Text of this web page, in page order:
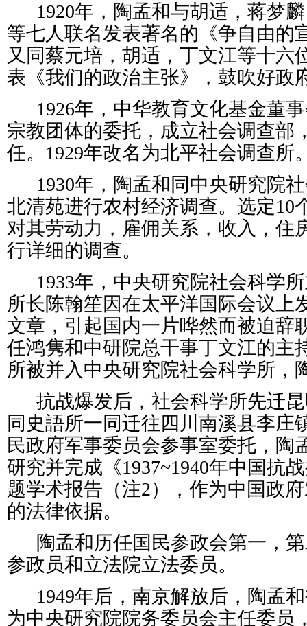
1920年，陶孟和与胡适，蒋梦
等七人联名发表著名的《争自由的
又同蔡元培，胡适，丁文江等十六
表《我们的政治主张》，鼓吹好政
1926年，中华教育文化基金董
宗教团体的委托，成立社会调查部
任。1929年改名为北平社会调查所
1930年，陶孟和同中央研究院
北清苑进行农村经济调查。选定10
对其劳动力，雇佣关系，收入，住
行详细的调查。
1933年，中央研究院社会科学
所长陈翰笙因在太平洋国际会议上
文章，引起国内一片哗然而被迫辞
任鸿隽和中研院总干事丁文江的主
所被并入中央研究院社会科学所，
抗战爆发后，社会科学所先迁
同史語所一同迁往四川南溪县李庄
民政府军事委员会参事室委托，陶
研究并完成《1937~1940年中国抗
题学术报告（注2），作为中国政
的法律依据。
陶孟和历任国民参政会第一，
参政员和立法院立法委员。
1949年后，南京解放后，陶孟
为中央研究院院务委员会主任委员